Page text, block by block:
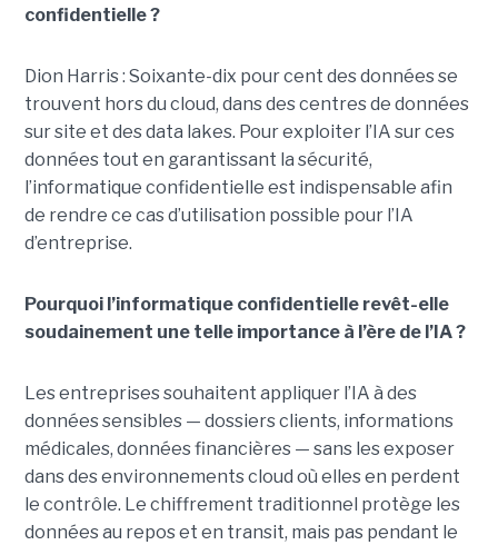
confidentielle ?
Dion Harris : Soixante-dix pour cent des données se
trouvent hors du cloud, dans des centres de données
sur site et des data lakes. Pour exploiter l’IA sur ces
données tout en garantissant la sécurité,
l’informatique confidentielle est indispensable afin
de rendre ce cas d’utilisation possible pour l’IA
d’entreprise.
Pourquoi l’informatique confidentielle revêt-elle
soudainement une telle importance à l’ère de l’IA ?
Les entreprises souhaitent appliquer l’IA à des
données sensibles — dossiers clients, informations
médicales, données financières — sans les exposer
dans des environnements cloud où elles en perdent
le contrôle. Le chiffrement traditionnel protège les
données au repos et en transit, mais pas pendant le